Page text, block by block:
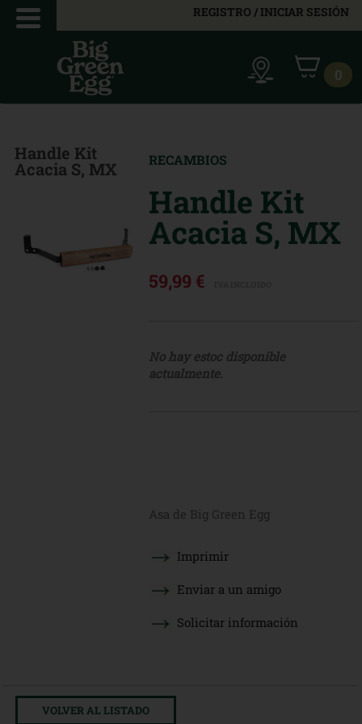
REGISTRO / INICIAR SESIÓN
0
Handle Kit
Acacia S, MX RECAMBIOS
Handle Kit
Acacia S, MX
59,99 €
No hay estoc disponible
actualmente.
Asa de Big Green Egg
Imprimir
Enviar a un amigo
Solicitar información
VOLVER AL LISTADO